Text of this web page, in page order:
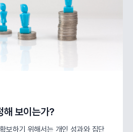
해 보이는가?
보하기 위해서는 개인 성과와 집단